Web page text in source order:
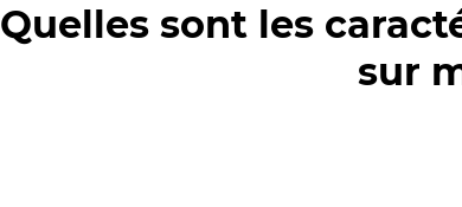
Quelles sont les
sur